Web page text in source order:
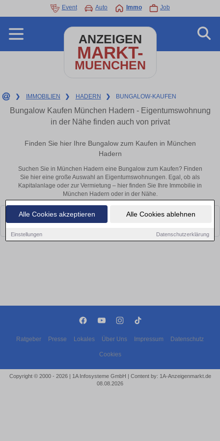
Alle Cookies akzeptieren Alle Cookies ablehnen
Einstellungen Datenschutzerklärung
Event Auto Immo Job
ANZEIGEN
MARKT-
MUENCHEN
❯ IMMOBILIEN ❯ HADERN ❯ BUNGALOW-KAUFEN
Bungalow Kaufen München Hadern - Eigentumswohnung
in der Nähe finden auch von privat
Finden Sie hier Ihre Bungalow zum Kaufen in München
Hadern
Suchen Sie in München Hadern eine Bungalow zum Kaufen? Finden
Sie hier eine große Auswahl an Eigentumswohnungen. Egal, ob als
Kapitalanlage oder zur Vermietung – hier finden Sie Ihre Immobilie in
München Hadern oder in der Nähe.
Leider konnten wir derzeit keine passenden Objekte finden. Schauen Sie
bald wieder vorbei!
Ratgeber Presse Lokales Über Uns Impressum Datenschutz
Cookies
Copyright © 2000 - 2026 | 1A Infosysteme GmbH | Content by: 1A-Anzeigenmarkt.de
08.08.2026